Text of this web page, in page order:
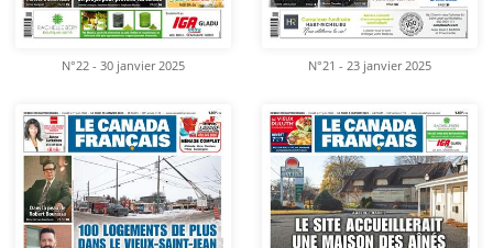
N°22 - 30 janvier 2025 N°21 - 23 janvier 2025